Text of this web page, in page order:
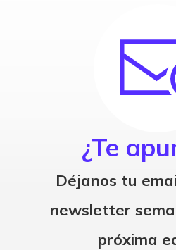
¿Te
Déjanos tu
newsletter
próxima